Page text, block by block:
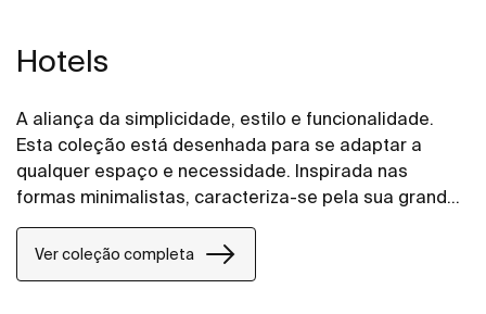
Hotels
A aliança da simplicidade, estilo e funcionalidade.
Esta coleção está desenhada para se adaptar a
qualquer espaço e necessidade. Inspirada nas
formas minimalistas, caracteriza-se pela sua grande
versatilidade. Uma solução pensada para os
pequenos e grandes projetos de design, tanto em
espaços públicos como em espaços privados.
Ver coleção completa